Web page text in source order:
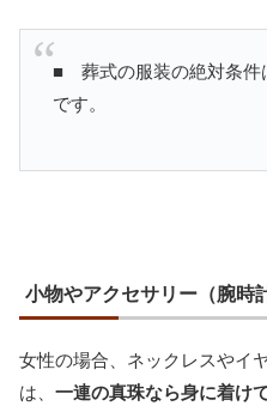
■ 葬式の服装の絶対条件
です。
小物やアクセサリー（腕時
女性の場合、ネックレスやイ
は、 一連の真珠なら身に着け